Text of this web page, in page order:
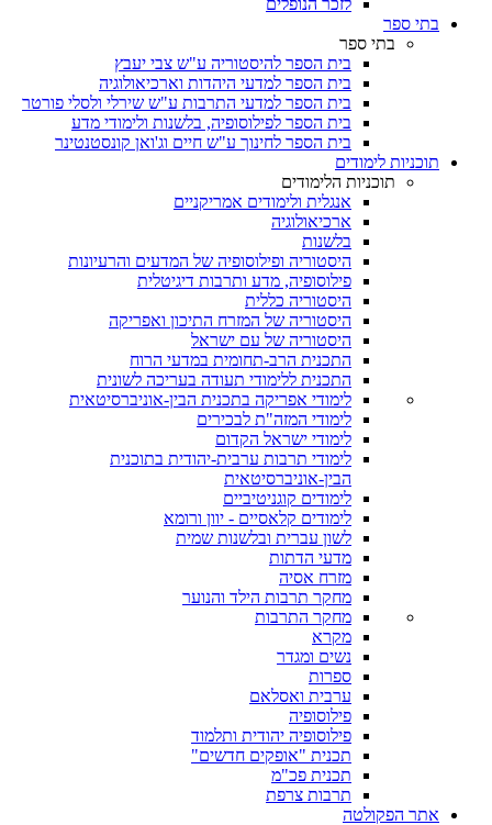
לזכר הנופלים
בתי ספר
בתי ספר
בית הספר להיסטוריה ע"ש צבי יעבץ
בית הספר למדעי היהדות וארכיאולוגיה
בית הספר למדעי התרבות ע"ש שירלי ולסלי פורטר
בית הספר לפילוסופיה, בלשנות ולימודי מדע
בית הספר לחינוך ע"ש חיים וג'ואן קונסטנטינר
תוכניות לימודים
תוכניות הלימודים
אנגלית ולימודים אמריקניים
ארכיאולוגיה
בלשנות
היסטוריה ופילוסופיה של המדעים והרעיונות
פילוסופיה, מדע ותרבות דיגיטלית
היסטוריה כללית
היסטוריה של המזרח התיכון ואפריקה
היסטוריה של עם ישראל
התכנית הרב-תחומית במדעי הרוח
התכנית ללימודי תעודה בעריכה לשונית
לימודי אפריקה בתכנית הבין-אוניברסיטאית
לימודי המזה"ת לבכירים
לימודי ישראל הקדום
לימודי תרבות ערבית-יהודית בתוכנית
הבין-אוניברסיטאית
לימודים קוגניטיביים
לימודים קלאסיים - יוון ורומא
לשון עברית ובלשנות שמית
מדעי הדתות
מזרח אסיה
מחקר תרבות הילד והנוער
מחקר התרבות
מקרא
נשים ומגדר
ספרות
ערבית ואסלאם
פילוסופיה
פילוסופיה יהודית ותלמוד
תכנית "אופקים חדשים"
תכנית פכ"מ
תרבות צרפת
אתר הפקולטה